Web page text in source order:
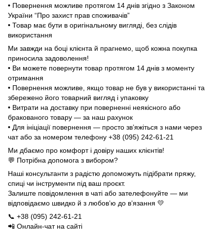
• Повернення можливе протягом 14 днів згідно з Законом
України “Про захист прав споживачів”
• Товар має бути в оригінальному вигляді, без слідів
використання
Ми завжди на боці клієнта й прагнемо, щоб кожна покупка
приносила задоволення!
• Ви можете повернути товар протягом 14 днів з моменту
отримання
• Повернення можливе, якщо товар не був у використанні та
збережено його товарний вигляд і упаковку
• Витрати на доставку при поверненні неякісного або
бракованого товару — за наш рахунок
• Для ініціації повернення — просто зв’яжіться з нами через
чат або за номером телефону +38 (095) 242-61-21
Ми дбаємо про комфорт і довіру наших клієнтів!
💬 Потрібна допомога з вибором?
Наші консультанти з радістю допоможуть підібрати пряжу,
спиці чи інструменти під ваш проєкт.
Залиште повідомлення в чаті або зателефонуйте — ми
відповідаємо швидко й з любов’ю до в’язання 💛
📞 +38 (095) 242-61-21
📲 Онлайн-чат на сайті